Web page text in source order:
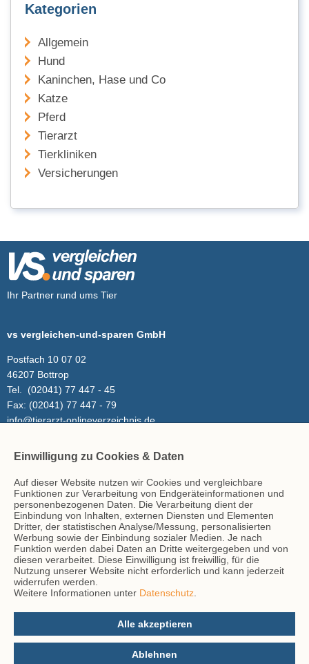
Kategorien
Allgemein
Hund
Kaninchen, Hase und Co
Katze
Pferd
Tierarzt
Tierkliniken
Versicherungen
Ihr Partner rund ums Tier
vs vergleichen-und-sparen GmbH
Postfach 10 07 02
46207 Bottrop
Tel.
(02041) 77 447 - 45
Fax: (02041) 77 447 - 79
info@tierarzt-onlineverzeichnis.de
Inhalt
Tierarzt-Suche
Blog
Hinweise
AGB
Impressum
Datenschutz
Kontakt
Einwilligung zu Cookies & Daten
Auf dieser Website nutzen wir Cookies und vergleichbare
Funktionen zur Verarbeitung von Endgeräteinformationen und
personenbezogenen Daten. Die Verarbeitung dient der
Einbindung von Inhalten, externen Diensten und Elementen
Dritter, der statistischen Analyse/Messung, personalisierten
Werbung sowie der Einbindung sozialer Medien. Je nach
Funktion werden dabei Daten an Dritte weitergegeben und von
diesen verarbeitet. Diese Einwilligung ist freiwillig, für die
Nutzung unserer Website nicht erforderlich und kann jederzeit
widerrufen werden.
Weitere Informationen unter Datenschutz
Alle akzeptieren
Ablehnen